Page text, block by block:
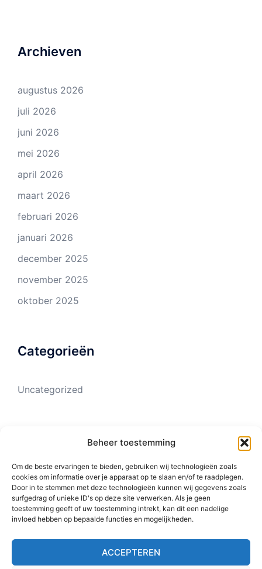
Beheer toestemming
Om de beste ervaringen te bieden, gebruiken wij technologieën zoals
cookies om informatie over je apparaat op te slaan en/of te raadplegen.
Door in te stemmen met deze technologieën kunnen wij gegevens zoals
surfgedrag of unieke ID's op deze site verwerken. Als je geen
toestemming geeft of uw toestemming intrekt, kan dit een nadelige
invloed hebben op bepaalde functies en mogelijkheden.
ACCEPTEREN
Archieven
augustus 2026
juli 2026
juni 2026
mei 2026
april 2026
maart 2026
februari 2026
januari 2026
december 2025
november 2025
oktober 2025
Categorieën
Uncategorized
Login
Vermeldingen feed
Reacties feed
WordPress.org